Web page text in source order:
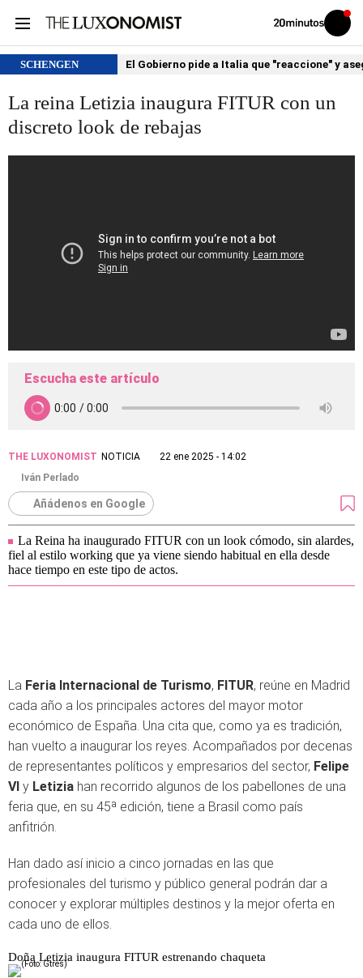
Volver
Iniciar
sesión
SCHENGEN El Gobierno pide a Italia que "reaccione" y
La reina Letizia inaugura FITUR con un
discreto look de rebajas
Escucha este artículo
THE LUXONOMIST NOTICIA
22 ene 2025 - 14:02
Iván Perlado
Añádenos en Google
La Reina ha inaugurado FITUR con un look cómodo, sin alardes,
fiel al estilo working que ya viene siendo habitual en ella desde
hace tiempo en este tipo de actos.
La Feria Internacional de Turismo, FITUR, reúne en Madrid
cada año a los principales actores del mayor motor
económico de España. Una cita que, como ya es tradición,
han vuelto a inaugurar los reyes. Acompañados por decenas
de representantes políticos y empresarios del sector, Felipe
VI y Letizia han recorrido algunos de los pabellones de una
feria que, en su 45ª edición, tiene a Brasil como país
anfitrión.
Han dado así inicio a cinco jornadas en las que
profesionales del turismo y público general podrán dar a
conocer y explorar múltiples destinos y la mejor oferta en
cada uno de ellos.
Doña Letizia inaugura FITUR estrenando chaqueta